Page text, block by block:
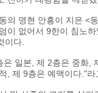
의 명현 안흥이 지은 <
이 없어서 9한이 침노
이다.
은 일본, 제 2층은 중화,
, 제 9층은 예맥이다."라